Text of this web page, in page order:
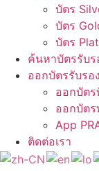
บัตร
บัตร
บัตร
ค้นหาบัตรรับร
ออกบัตรรับรอง
ออกบัต
ออกบัต
App
ติดต่อเรา